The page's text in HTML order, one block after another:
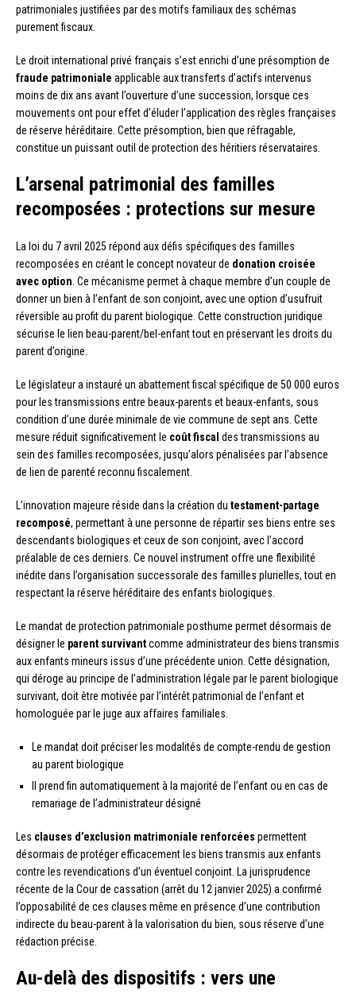
patrimoniales justifiées par des motifs familiaux des schémas
purement fiscaux.
Le droit international privé français s’est enrichi d’une présomption de
fraude patrimoniale applicable aux transferts d’actifs intervenus
moins de dix ans avant l’ouverture d’une succession, lorsque ces
mouvements ont pour effet d’éluder l’application des règles françaises
de réserve héréditaire. Cette présomption, bien que réfragable,
constitue un puissant outil de protection des héritiers réservataires.
L’arsenal patrimonial des familles
recomposées : protections sur mesure
La loi du 7 avril 2025 répond aux défis spécifiques des familles
recomposées en créant le concept novateur de donation croisée
avec option. Ce mécanisme permet à chaque membre d’un couple de
donner un bien à l’enfant de son conjoint, avec une option d’usufruit
réversible au profit du parent biologique. Cette construction juridique
sécurise le lien beau-parent/bel-enfant tout en préservant les droits du
parent d’origine.
Le législateur a instauré un abattement fiscal spécifique de 50 000 euros
pour les transmissions entre beaux-parents et beaux-enfants, sous
condition d’une durée minimale de vie commune de sept ans. Cette
mesure réduit significativement le coût fiscal des transmissions au
sein des familles recomposées, jusqu’alors pénalisées par l’absence
de lien de parenté reconnu fiscalement.
L’innovation majeure réside dans la création du testament-partage
recomposé, permettant à une personne de répartir ses biens entre ses
descendants biologiques et ceux de son conjoint, avec l’accord
préalable de ces derniers. Ce nouvel instrument offre une flexibilité
inédite dans l’organisation successorale des familles plurielles, tout en
respectant la réserve héréditaire des enfants biologiques.
Le mandat de protection patrimoniale posthume permet désormais de
désigner le parent survivantcomme administrateur des biens transmis
aux enfants mineurs issus d’une précédente union. Cette désignation,
qui déroge au principe de l’administration légale par le parent biologique
survivant, doit être motivée par l’intérêt patrimonial de l’enfant et
homologuée par le juge aux affaires familiales.
Le mandat doit préciser les modalités de compte-rendu de gestion
au parent biologique
Il prend fin automatiquement à la majorité de l’enfant ou en cas de
remariage de l’administrateur désigné
Les clauses d’exclusion matrimoniale renforcées permettent
désormais de protéger efficacement les biens transmis aux enfants
contre les revendications d’un éventuel conjoint. La jurisprudence
récente de la Cour de cassation (arrêt du 12 janvier 2025) a confirmé
l’opposabilité de ces clauses même en présence d’une contribution
indirecte du beau-parent à la valorisation du bien, sous réserve d’une
rédaction précise.
Au-delà des dispositifs : vers une